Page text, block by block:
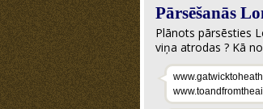
Pārsēšanās
Plānots pārsēsties
viņa atrodas ? Kā